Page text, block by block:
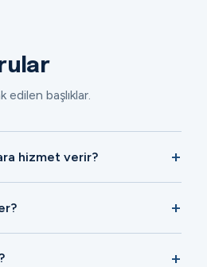
başlıklar.
hizmet verir?